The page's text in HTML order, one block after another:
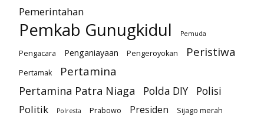
Pemerintahan
Pemkab Gunugkidul Pemuda
Pengacara Penganiayaan Pengeroyokan Peristiwa
Pertamak Pertamina
Pertamina Patra Niaga Polda DIY
Polisi
Politik
Polresta Prabowo Presiden Sijago merah